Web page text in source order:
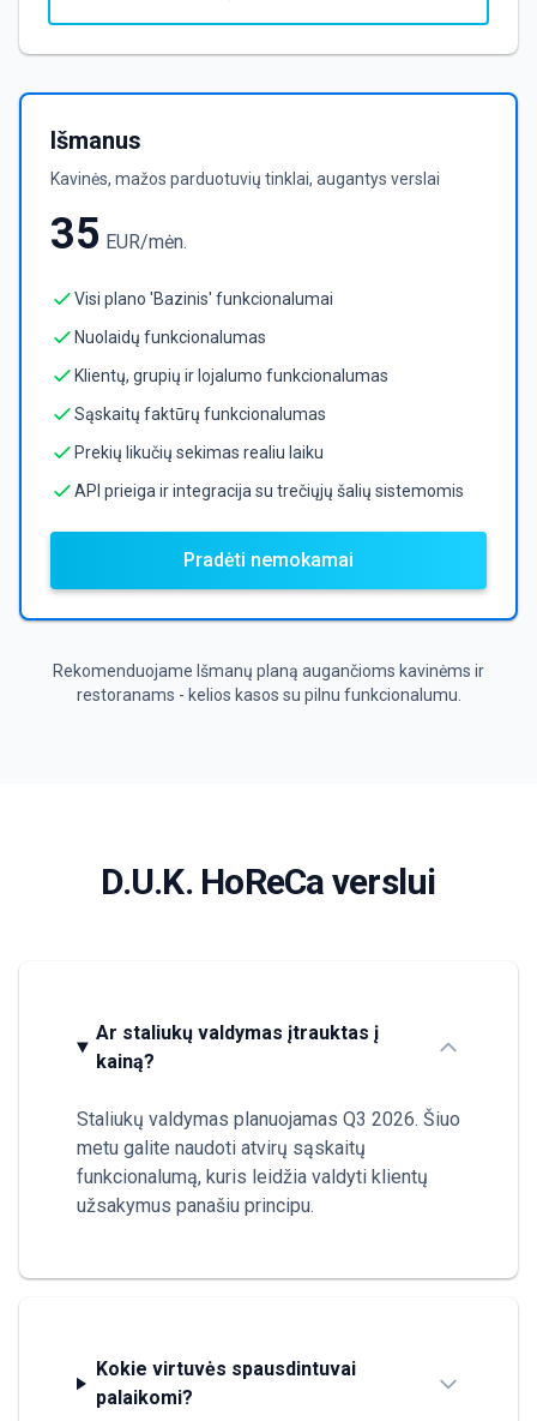
Išmanus
Kavinės, mažos parduotuvių tinklai, augantys verslai
35 EUR/mėn.
Visi plano 'Bazinis' funkcionalumai
Nuolaidų funkcionalumas
Klientų, grupių ir lojalumo funkcionalumas
Sąskaitų faktūrų funkcionalumas
Prekių likučių sekimas realiu laiku
API prieiga ir integracija su trečiųjų šalių sistemomis
Pradėti nemokamai
Rekomenduojame Išmanų planą augančioms kavinėms ir
restoranams - kelios kasos su pilnu funkcionalumu.
D.U.K. HoReCa verslui
Ar staliukų valdymas įtrauktas į
kainą?
Staliukų valdymas planuojamas Q3 2026. Šiuo
metu galite naudoti atvirų sąskaitų
funkcionalumą, kuris leidžia valdyti klientų
užsakymus panašiu principu.
Kokie virtuvės spausdintuvai
palaikomi?